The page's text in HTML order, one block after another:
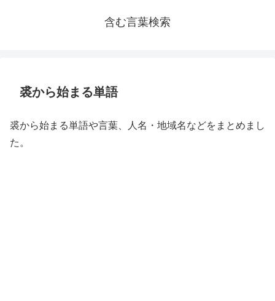
含む言葉検索
裘から始まる単語
裘から始まる単語や言葉、人名・地域名などをまとめまし
た。